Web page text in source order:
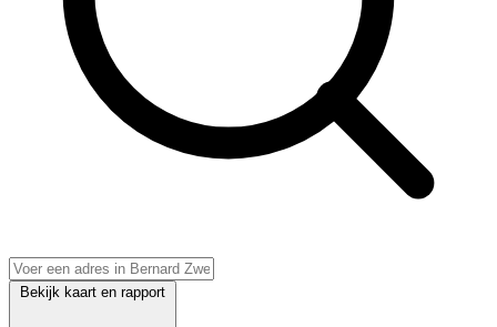
Bekijk kaart en rapport